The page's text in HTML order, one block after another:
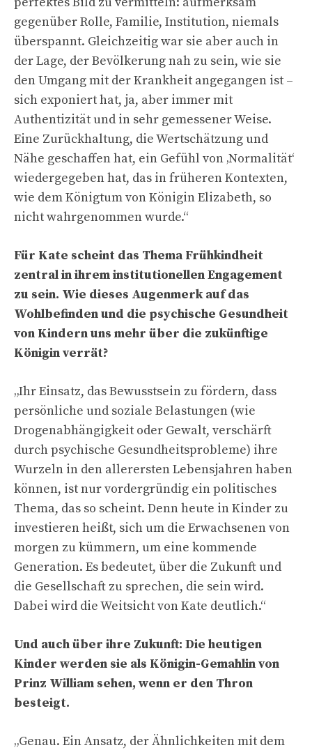
gegenüber Rolle, Familie, Institution, niemals
überspannt. Gleichzeitig war sie aber auch in
der Lage, der Bevölkerung nah zu sein, wie sie
den Umgang mit der Krankheit angegangen ist –
sich exponiert hat, ja, aber immer mit
Authentizität und in sehr gemessener Weise.
Eine Zurückhaltung, die Wertschätzung und
Nähe geschaffen hat, ein Gefühl von ‚Normalität‘
wiedergegeben hat, das in früheren Kontexten,
wie dem Königtum von Königin Elizabeth, so
nicht wahrgenommen wurde.“
Für Kate scheint das Thema Frühkindheit
zentral in ihrem institutionellen Engagement
zu sein. Wie dieses Augenmerk auf das
Wohlbefinden und die psychische Gesundheit
von Kindern uns mehr über die zukünftige
Königin verrät?
„Ihr Einsatz, das Bewusstsein zu fördern, dass
persönliche und soziale Belastungen (wie
Drogenabhängigkeit oder Gewalt, verschärft
durch psychische Gesundheitsprobleme) ihre
Wurzeln in den allerersten Lebensjahren haben
können, ist nur vordergründig ein politisches
Thema, das so scheint. Denn heute in Kinder zu
investieren heißt, sich um die Erwachsenen von
morgen zu kümmern, um eine kommende
Generation. Es bedeutet, über die Zukunft und
die Gesellschaft zu sprechen, die sein wird.
Dabei wird die Weitsicht von Kate deutlich.“
Und auch über ihre Zukunft: Die heutigen
Kinder werden sie als Königin-Gemahlin von
Prinz William sehen, wenn er den Thron
besteigt.
„Genau. Ein Ansatz, der Ähnlichkeiten mit dem